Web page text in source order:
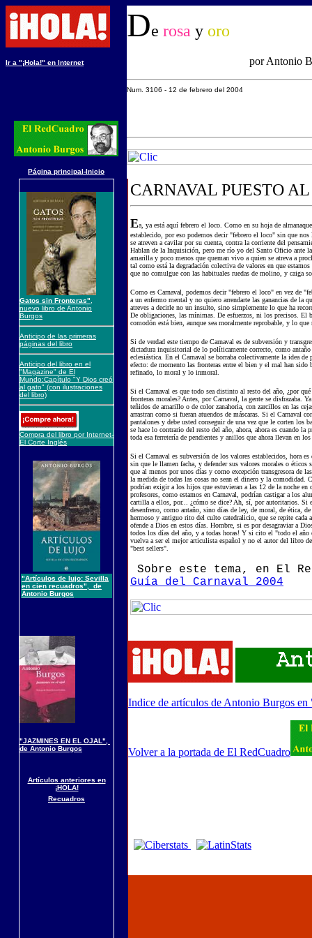
Ir a "¡Hola!" en Internet
De rosa y oro
por Antonio
Num. 3106 - 12 de febrero del 2004
Página principal-Inicio
Gatos sin Fronteras"
nuevo libro de Antonio
Burgos
Anticipo de las primeras
páginas del libro
Anticipo del libro en el
"Magazine" de El
Mundo:Capítulo "Y Dios creó
al gato" (con ilustraciones
del libro)
Compra del libro por Internet-
El Corte Inglés
"Artículos de lujo: Sevilla
en cien recuadros", de
Antonio Burgos
"JAZMINES EN EL OJAL",
de Antonio Burgos
Artículos anteriores en
¡HOLA!
Recuadros
CARNAVAL PUESTO
Ea, ya está aquí febrero el loco. Como en su hoja de
establecido, por eso podemos decir "febrero el loco" sin que
se atreven a cavilar por su cuenta, contra la corriente del
Hablan de la Inquisición, pero me río yo del Santo Oficio ante
amarilla y poco menos que queman vivo a quien se atreva a
tal como está la degradación colectiva de valores en que
que no comulgue con las habituales ruedas de molino, y caiga
Como es Carnaval, podemos decir "febrero el loco" en vez de
a un enfermo mental y no quiero arrendarte las ganancias de la
atreves a decirle no un insulto, sino simplemente lo que ha
De obligaciones, las mínimas. De esfuerzos, ni los precisos.
comodón está bien, aunque sea moralmente reprobable, y lo
Si de verdad este tiempo de Carnaval es de subversión y
dictadura inquisitorial de lo políticamente correcto, como
eclesiástica. En el Carnaval se borraba colectivamente la idea
efecto: de momento las fronteras entre el bien y el mal han
refinado, lo moral y lo inmoral.
Si el Carnaval es que todo sea distinto al resto del año, ¿por
fronteras morales? Antes, por Carnaval, la gente se disfrazaba.
teñidos de amarillo o de color zanahoria, con zarcillos en las
arrastran como si fueran atuendos de máscaras. Si el Carnaval
pantalones y debe usted conseguir de una vez que le corten los
se hace lo contrario del resto del año, ahora, ahora es cuando
toda esa ferretería de pendientes y anillos que ahora llevan en
Si el Carnaval es subversión de los valores establecidos, hora
sin que le llamen facha, y defender sus valores morales o
que al menos por unos días y como excepción transgresora de
la medida de todas las cosas no sean el dinero y la comodidad.
podrían exigir a los hijos que estuvieran a las 12 de la noche en
profesores, como estamos en Carnaval, podrían castigar a los
cartilla a ellos, por... ¿cómo se dice? Ah, sí, por autoritarios. Si
desenfreno, como antaño, sino días de ley, de moral, de ética,
hermoso y antiguo rito del culto catedralicio, que se repite
ofende a Dios en estos días. Hombre, si es por desagraviar a
todos los días del año, y a todas horas! Y si cito el "todo el año
vuelva a ser el mejor articulista español y no el autor del libro
"best sellers".
Sobre este tema, en El
Guía del Carnaval 2004
Indice de artículos de Antonio Burgos
Volver a la portada de El RedCuadro